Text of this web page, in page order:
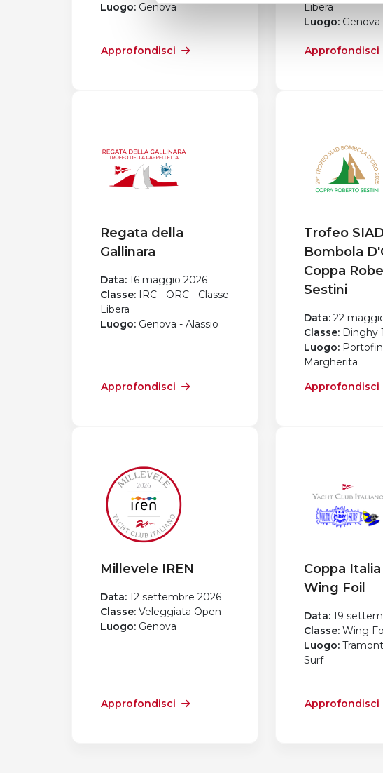
Luogo: Genova
Approfondisci
Libera
Luogo: Genova
Approfondisci
Regata della
Gallinara
Data: 16 maggio 2026
Classe:
IRC - ORC - Classe
Libera
Luogo: Genova - Alassio
Approfondisci
Trofeo
Bombola
Coppa
Sestini
Data: 22
Classe: Dinghy
Luogo:
Margherita
Approfondisci
Millevele IREN
Data: 12 settembre 2026
Classe: Veleggiata Open
Luogo: Genova
Approfondisci
Coppa Italia
Wing Foil
Data: 19
Classe: Wing
Luogo:
Surf
Approfondisci